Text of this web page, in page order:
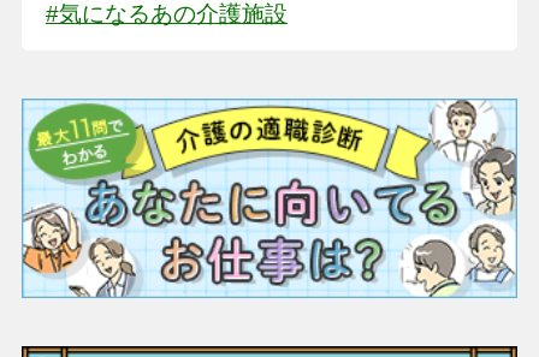
#気になるあの介護施設